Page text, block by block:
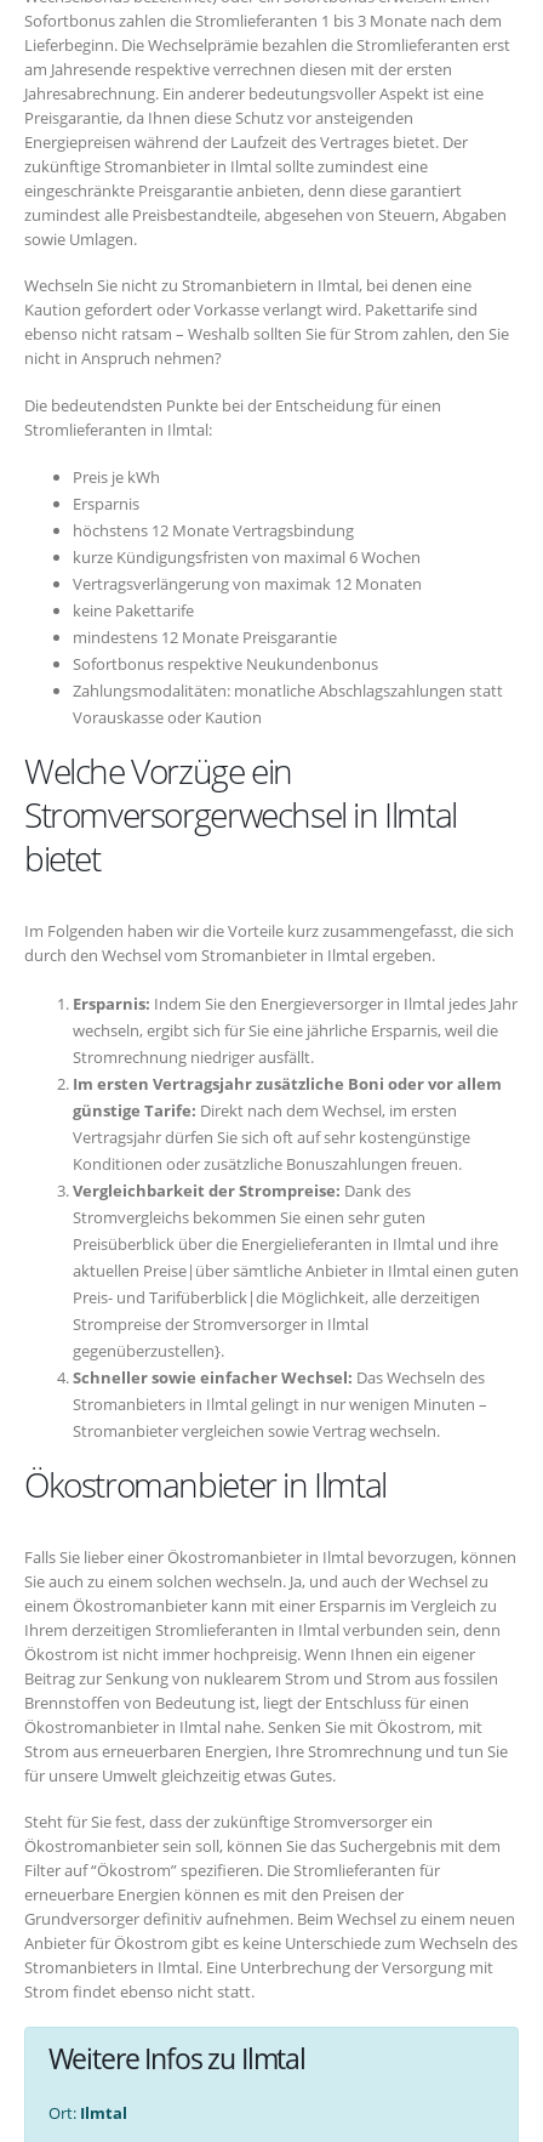
Sofortbonus zahlen die Stromlieferanten 1 bis 3 Monate nach dem
Lieferbeginn. Die Wechselprämie bezahlen die Stromlieferanten erst
am Jahresende respektive verrechnen diesen mit der ersten
Jahresabrechnung. Ein anderer bedeutungsvoller Aspekt ist eine
Preisgarantie, da Ihnen diese Schutz vor ansteigenden
Energiepreisen während der Laufzeit des Vertrages bietet. Der
zukünftige Stromanbieter in Ilmtal sollte zumindest eine
eingeschränkte Preisgarantie anbieten, denn diese garantiert
zumindest alle Preisbestandteile, abgesehen von Steuern, Abgaben
sowie Umlagen.
Wechseln Sie nicht zu Stromanbietern in Ilmtal, bei denen eine
Kaution gefordert oder Vorkasse verlangt wird. Pakettarife sind
ebenso nicht ratsam – Weshalb sollten Sie für Strom zahlen, den Sie
nicht in Anspruch nehmen?
Die bedeutendsten Punkte bei der Entscheidung für einen
Stromlieferanten in Ilmtal:
Preis je kWh
Ersparnis
höchstens 12 Monate Vertragsbindung
kurze Kündigungsfristen von maximal 6 Wochen
Vertragsverlängerung von maximak 12 Monaten
keine Pakettarife
mindestens 12 Monate Preisgarantie
Sofortbonus respektive Neukundenbonus
Zahlungsmodalitäten: monatliche Abschlagszahlungen statt
Vorauskasse oder Kaution
Welche Vorzüge ein
Stromversorgerwechsel in Ilmtal
bietet
Im Folgenden haben wir die Vorteile kurz zusammengefasst, die sich
durch den Wechsel vom Stromanbieter in Ilmtal ergeben.
Ersparnis: Indem Sie den Energieversorger in Ilmtal jedes Jahr
wechseln, ergibt sich für Sie eine jährliche Ersparnis, weil die
Stromrechnung niedriger ausfällt.
Im ersten Vertragsjahr zusätzliche Boni oder vor allem
günstige Tarife: Direkt nach dem Wechsel, im ersten
Vertragsjahr dürfen Sie sich oft auf sehr kostengünstige
Konditionen oder zusätzliche Bonuszahlungen freuen.
Vergleichbarkeit der Strompreise: Dank des
Stromvergleichs bekommen Sie einen sehr guten
Preisüberblick über die Energielieferanten in Ilmtal und ihre
aktuellen Preise|über sämtliche Anbieter in Ilmtal einen guten
Preis- und Tarifüberblick|die Möglichkeit, alle derzeitigen
Strompreise der Stromversorger in Ilmtal
gegenüberzustellen}.
Schneller sowie einfacher Wechsel: Das Wechseln des
Stromanbieters in Ilmtal gelingt in nur wenigen Minuten –
Stromanbieter vergleichen sowie Vertrag wechseln.
Ökostromanbieter in Ilmtal
Falls Sie lieber einer Ökostromanbieter in Ilmtal bevorzugen, können
Sie auch zu einem solchen wechseln. Ja, und auch der Wechsel zu
einem Ökostromanbieter kann mit einer Ersparnis im Vergleich zu
Ihrem derzeitigen Stromlieferanten in Ilmtal verbunden sein, denn
Ökostrom ist nicht immer hochpreisig. Wenn Ihnen ein eigener
Beitrag zur Senkung von nuklearem Strom und Strom aus fossilen
Brennstoffen von Bedeutung ist, liegt der Entschluss für einen
Ökostromanbieter in Ilmtal nahe. Senken Sie mit Ökostrom, mit
Strom aus erneuerbaren Energien, Ihre Stromrechnung und tun Sie
für unsere Umwelt gleichzeitig etwas Gutes.
Steht für Sie fest, dass der zukünftige Stromversorger ein
Ökostromanbieter sein soll, können Sie das Suchergebnis mit dem
Filter auf “Ökostrom” spezifieren. Die Stromlieferanten für
erneuerbare Energien können es mit den Preisen der
Grundversorger definitiv aufnehmen. Beim Wechsel zu einem neuen
Anbieter für Ökostrom gibt es keine Unterschiede zum Wechseln des
Stromanbieters in Ilmtal. Eine Unterbrechung der Versorgung mit
Strom findet ebenso nicht statt.
Weitere Infos zu Ilmtal
Ort: Ilmtal